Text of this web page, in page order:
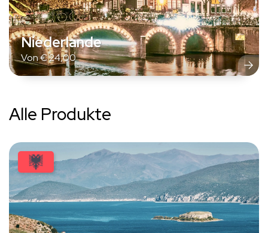
Niederlande
Von€24,00
Alle Produkte